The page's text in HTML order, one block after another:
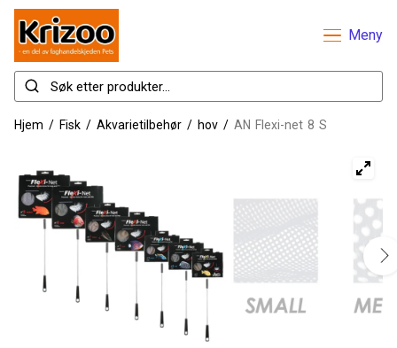
Meny
Hjem / Fisk / Akvarietilbehør / hov / AN Flexi-net 8 S